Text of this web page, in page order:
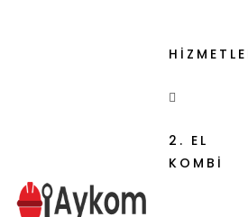
2. EL
KOMBİ